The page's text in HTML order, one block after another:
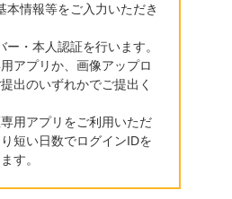
本情報等をご入力いただき
ー・本人認証を行います。
アプリか、画像アップロ
出のいずれかでご提出く
用アプリをご利用いただ
短い日数でログインIDを
す。